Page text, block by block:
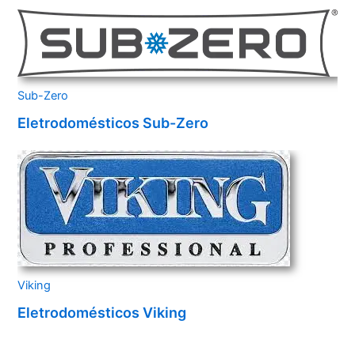
Sub-Zero
Eletrodomésticos Sub-Zero
Viking
Eletrodomésticos Viking